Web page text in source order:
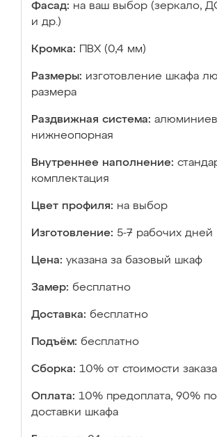
Фасад: на ваш выбор (зеркало,
и др.)
Кромка: ПВХ (0,4 мм)
Размеры: изготовление шкафа
размера
Раздвижная система:
нижнеопорная
Внутреннее наполнение:
комплектация
Цвет профиля: на выбор
Изготовление: 5-7 рабочих дней
Цена: указана за базовый шкаф
Замер: бесплатно
Доставка: бесплатно
Подъём: бесплатно
Сборка: 10% от стоимости заказа
Оплата: 10% предоплата, 90%
доставки шкафа